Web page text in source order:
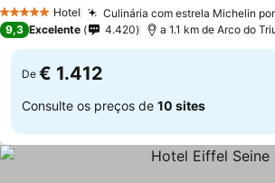
5 Estrelas Hotel Culinária com estrela Michelin
9,3 Excelente 4.420 a 1.1 km de Arco do
De € 1.412
Consulte os preços de 10 sites